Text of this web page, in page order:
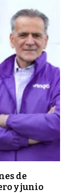
de
y junio